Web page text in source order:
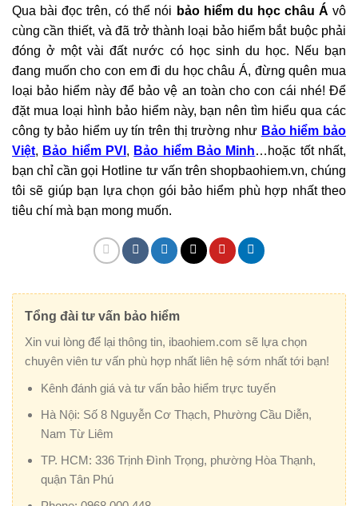
Qua bài đọc trên, có thể nói bảo hiểm du học châu Ávô
cùng cần thiết, và đã trở thành loại bảo hiểm bắt buộc phải
đóng ở một vài đất nước có học sinh du học. Nếu bạn
đang muốn cho con em đi du học châu Á, đừng quên mua
loại bảo hiểm này để bảo vệ an toàn cho con cái nhé! Để
đặt mua loại hình bảo hiểm này, bạn nên tìm hiểu qua các
công ty bảo hiểm uy tín trên thị trường như Bảo hiểm bảo
Việt, Bảo hiểm PVI , Bảo hiểm Bảo Minh…hoặc tốt nhất,
bạn chỉ cần gọi Hotline tư vấn trên shopbaohiem.vn, chúng
tôi sẽ giúp bạn lựa chọn gói bảo hiểm phù hợp nhất theo
tiêu chí mà bạn mong muốn.
Tổng đài tư vấn bảo hiểm
Xin vui lòng để lại thông tin, ibaohiem.com sẽ lựa chọn
chuyên viên tư vấn phù hợp nhất liên hệ sớm nhất tới bạn!
Kênh đánh giá và tư vấn bảo hiểm trực tuyến
Hà Nội: Số 8 Nguyễn Cơ Thạch, Phường Cầu Diễn,
Nam Từ Liêm
TP. HCM: 336 Trịnh Đình Trọng, phường Hòa Thạnh,
quận Tân Phú